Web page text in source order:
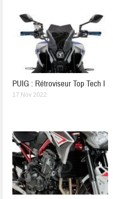
PUIG : Rétroviseur Top Tech I
17 Nov 2022